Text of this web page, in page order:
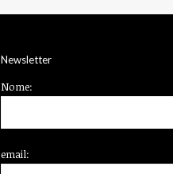
Newsletter
Nome:
email: